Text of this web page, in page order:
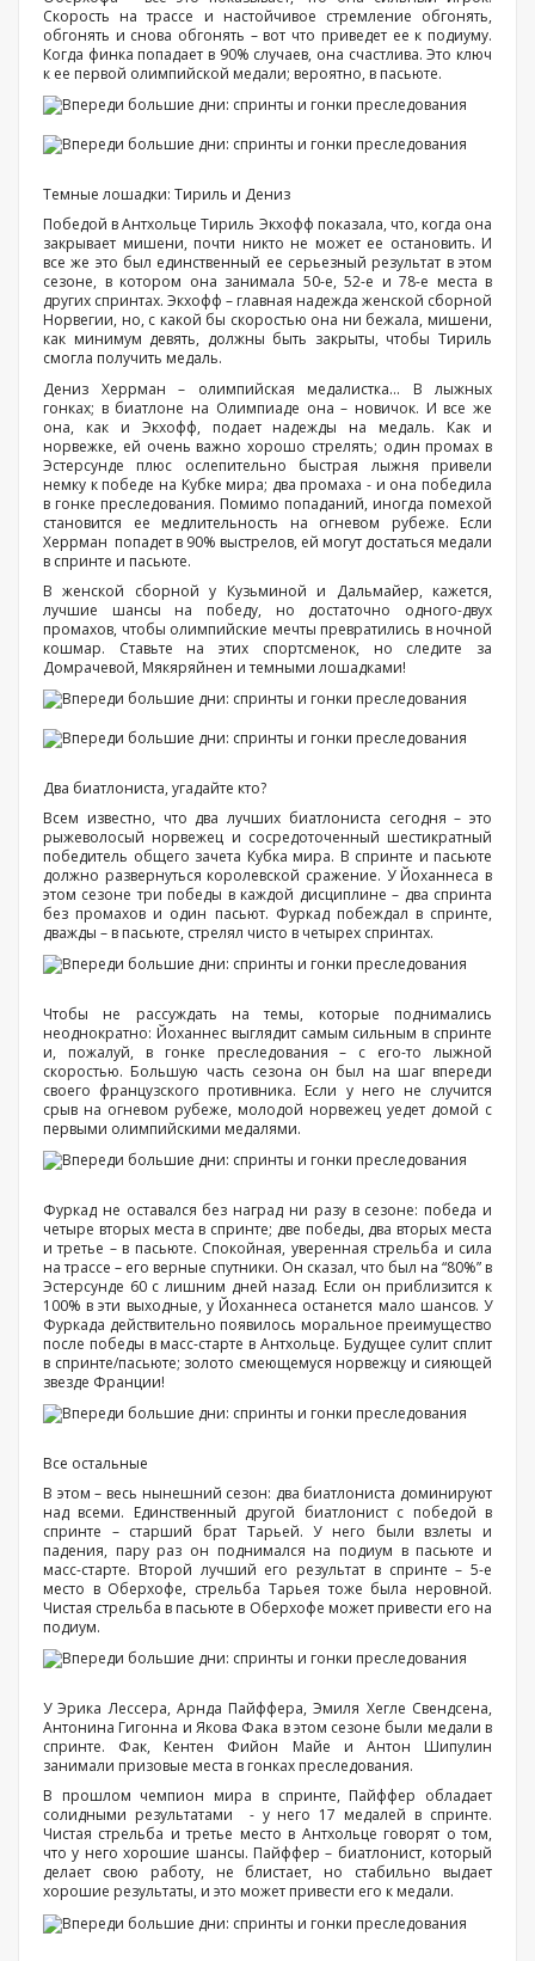
Скорость на трассе и настойчивое стремление обгонять,
обгонять и снова обгонять – вот что приведет ее к подиуму.
Когда финка попадает в 90% случаев, она счастлива. Это ключ
к ее первой олимпийской медали; вероятно, в пасьюте.
Темные лошадки: Тириль и Дениз
Победой в Антхольце Тириль Экхофф показала, что, когда она
закрывает мишени, почти никто не может ее остановить. И
все же это был единственный ее серьезный результат в этом
сезоне, в котором она занимала 50-е, 52-е и 78-е места в
других спринтах. Экхофф – главная надежда женской сборной
Норвегии, но, с какой бы скоростью она ни бежала, мишени,
как минимум девять, должны быть закрыты, чтобы Тириль
смогла получить медаль.
Дениз Херрман – олимпийская медалистка... В лыжных
гонках; в биатлоне на Олимпиаде она – новичок. И все же
она, как и Экхофф, подает надежды на медаль. Как и
норвежке, ей очень важно хорошо стрелять; один промах в
Эстерсунде плюс ослепительно быстрая лыжня привели
немку к победе на Кубке мира; два промаха - и она победила
в гонке преследования. Помимо попаданий, иногда помехой
становится ее медлительность на огневом рубеже. Если
Херрман попадет в 90% выстрелов, ей могут достаться медали
в спринте и пасьюте.
В женской сборной у Кузьминой и Дальмайер, кажется,
лучшие шансы на победу, но достаточно одного-двух
промахов, чтобы олимпийские мечты превратились в ночной
кошмар. Ставьте на этих спортсменок, но следите за
Домрачевой, Мякяряйнен и темными лошадками!
Два биатлониста, угадайте кто?
Всем известно, что два лучших биатлониста сегодня – это
рыжеволосый норвежец и сосредоточенный шестикратный
победитель общего зачета Кубка мира. В спринте и пасьюте
должно развернуться королевской сражение. У Йоханнеса в
этом сезоне три победы в каждой дисциплине – два спринта
без промахов и один пасьют. Фуркад побеждал в спринте,
дважды – в пасьюте, стрелял чисто в четырех спринтах.
Чтобы не рассуждать на темы, которые поднимались
неоднократно: Йоханнес выглядит самым сильным в спринте
и, пожалуй, в гонке преследования – с его-то лыжной
скоростью. Большую часть сезона он был на шаг впереди
своего французского противника. Если у него не случится
срыв на огневом рубеже, молодой норвежец уедет домой с
первыми олимпийскими медалями.
Фуркад не оставался без наград ни разу в сезоне: победа и
четыре вторых места в спринте; две победы, два вторых места
и третье – в пасьюте. Спокойная, уверенная стрельба и сила
на трассе – его верные спутники. Он сказал, что был на “80%” в
Эстерсунде 60 с лишним дней назад. Если он приблизится к
100% в эти выходные, у Йоханнеса останется мало шансов. У
Фуркада действительно появилось моральное преимущество
после победы в масс-старте в Антхольце. Будущее сулит сплит
в спринте/пасьюте; золото смеющемуся норвежцу и сияющей
звезде Франции!
Все остальные
В этом – весь нынешний сезон: два биатлониста доминируют
над всеми. Единственный другой биатлонист с победой в
спринте – старший брат Тарьей. У него были взлеты и
падения, пару раз он поднимался на подиум в пасьюте и
масс-старте. Второй лучший его результат в спринте – 5-е
место в Оберхофе, стрельба Тарьея тоже была неровной.
Чистая стрельба в пасьюте в Оберхофе может привести его на
подиум.
У Эрика Лессера, Арнда Пайффера, Эмиля Хегле Свендсена,
Антонина Гигонна и Якова Фака в этом сезоне были медали в
спринте. Фак, Кентен Фийон Майе и Антон Шипулин
занимали призовые места в гонках преследования.
В прошлом чемпион мира в спринте, Пайффер обладает
солидными результатами - у него 17 медалей в спринте.
Чистая стрельба и третье место в Антхольце говорят о том,
что у него хорошие шансы. Пайффер – биатлонист, который
делает свою работу, не блистает, но стабильно выдает
хорошие результаты, и это может привести его к медали.